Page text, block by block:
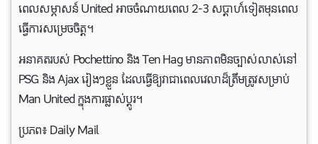
ពេលសម្ភាសន៍ United អាចចំណាយពេល 2-3 សប្តាហ៍ទៀតមុនពេល
ធ្វើការសម្រេចចិត្ត។
អនាគតរបស់ Pochettino និង Ten Hag មានភាពមិនច្បាស់លាស់នៅ
PSG និង Ajax រៀងៗខ្លួន ដែលធ្វើឱ្យវាជាពេលវេលាដ៏ត្រឹមត្រូវសម្រាប់
Man United ក្នុងការផ្លាស់ប្តូរ។
ប្រភព៖ Daily Mail